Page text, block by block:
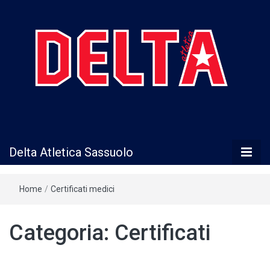
Sassuolo
Delta Atletica Sassuolo
Home / Certificati medici
Categoria: Certificati